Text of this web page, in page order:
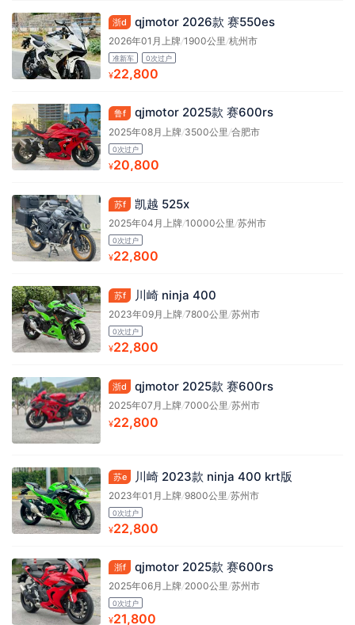
浙d qjmotor 2026款 赛550es
2026年01月上牌/1900公里 /杭州市
准新车 0次过户
¥22,800
鲁f qjmotor 2025款 赛600rs
2025年08月上牌/3500公里 /合肥市
0次过户
¥20,800
苏f 凯越 525x
2025年04月上牌/10000公里 /苏州市
0次过户
¥22,800
苏f 川崎 ninja 400
2023年09月上牌/7800公里 /苏州市
0次过户
¥22,800
浙d qjmotor 2025款 赛600rs
2025年07月上牌/7000公里 /苏州市
¥22,800
苏e 川崎 2023款 ninja 400 krt版
2023年01月上牌/9800公里 /苏州市
0次过户
¥22,800
浙f qjmotor 2025款 赛600rs
2025年06月上牌/2000公里/苏州市
0次过户
¥21,800